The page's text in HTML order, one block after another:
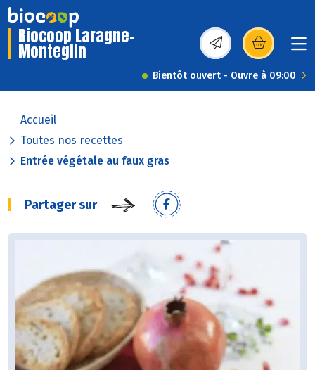
Biocoop Laragne-
Monteglin (s’ouvre dans une
Bientôt ouvert - Ouvre à 09:00
Accueil
Toutes nos recettes
Entrée végétale au faux gras
Partager sur